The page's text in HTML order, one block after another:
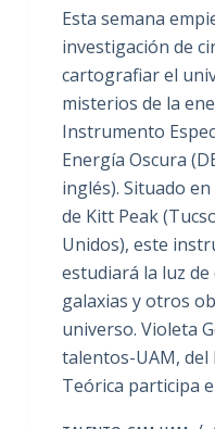
Esta semana
investigación de
cartografiar el
misterios de la
Instrumento
Energía Oscura
inglés). Situado
de Kitt Peak
Unidos), este
estudiará la luz de
galaxias y otros
universo. Violeta
talentos-UAM, del
Teórica participa